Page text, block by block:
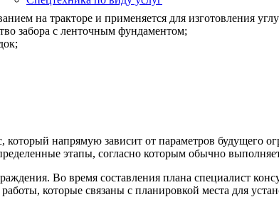
на тракторе и применяется для изготовления
забора с ленточным фундаментом;
который напрямую зависит от параметров
этапы, согласно которым обычно
Во время составления плана специалист
которые связаны с планировкой места для